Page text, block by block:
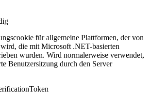
für allgemeine Plattformen, der von
die mit Microsoft .NET-basierten
wurden. Wird normalerweise verwendet,
Benutzersitzung durch den Server